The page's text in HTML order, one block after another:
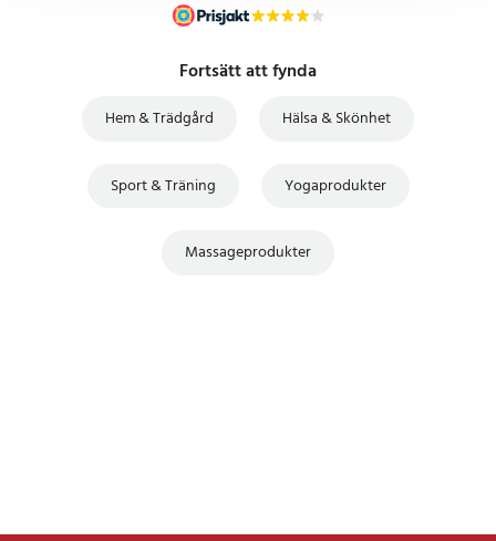
Fortsätt att fynda
Hem & Trädgård Hälsa & Skönhet
Sport & Träning Yogaprodukter
Massageprodukter